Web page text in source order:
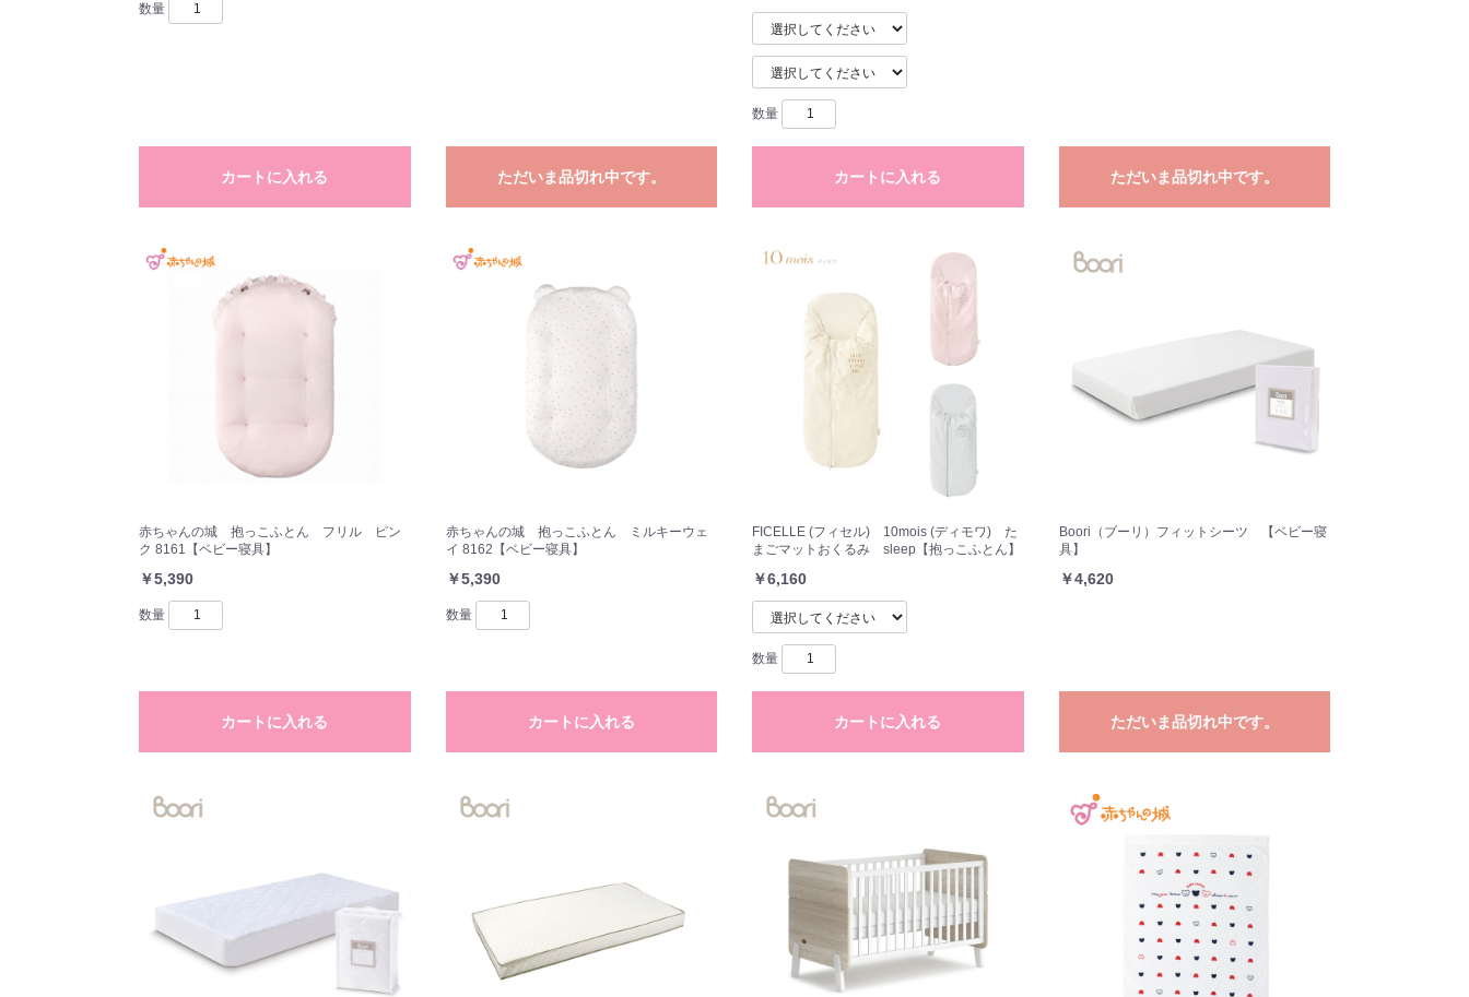
数量
カートに入れる ただいま品切れ中です。
数量
カートに入れる ただいま品切れ中です。
赤ちゃんの城 抱っこふとん フリル ピン
ク 8161【ベビー寝具】
￥5,390
数量
カートに入れる
赤ちゃんの城 抱っこふとん ミルキーウェ
イ 8162【ベビー寝具】
￥5,390
数量
カートに入れる
FICELLE (フィセル) 10mois (ディモワ) た
まごマットおくるみ sleep【抱っこふとん】
￥6,160
数量
カートに入れる
Boori（ブーリ）フィットシーツ 【ベビー寝
具】
￥4,620
ただいま品切れ中です。
お買い物を続ける カートへ進む